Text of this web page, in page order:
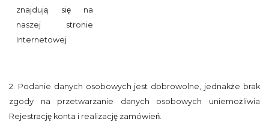
znajdują się na
naszej stronie
Internetowej
2. Podanie danych osobowych jest dobrowolne, jednakże brak
zgody na przetwarzanie danych osobowych uniemożliwia
Rejestrację konta i realizację zamówień.